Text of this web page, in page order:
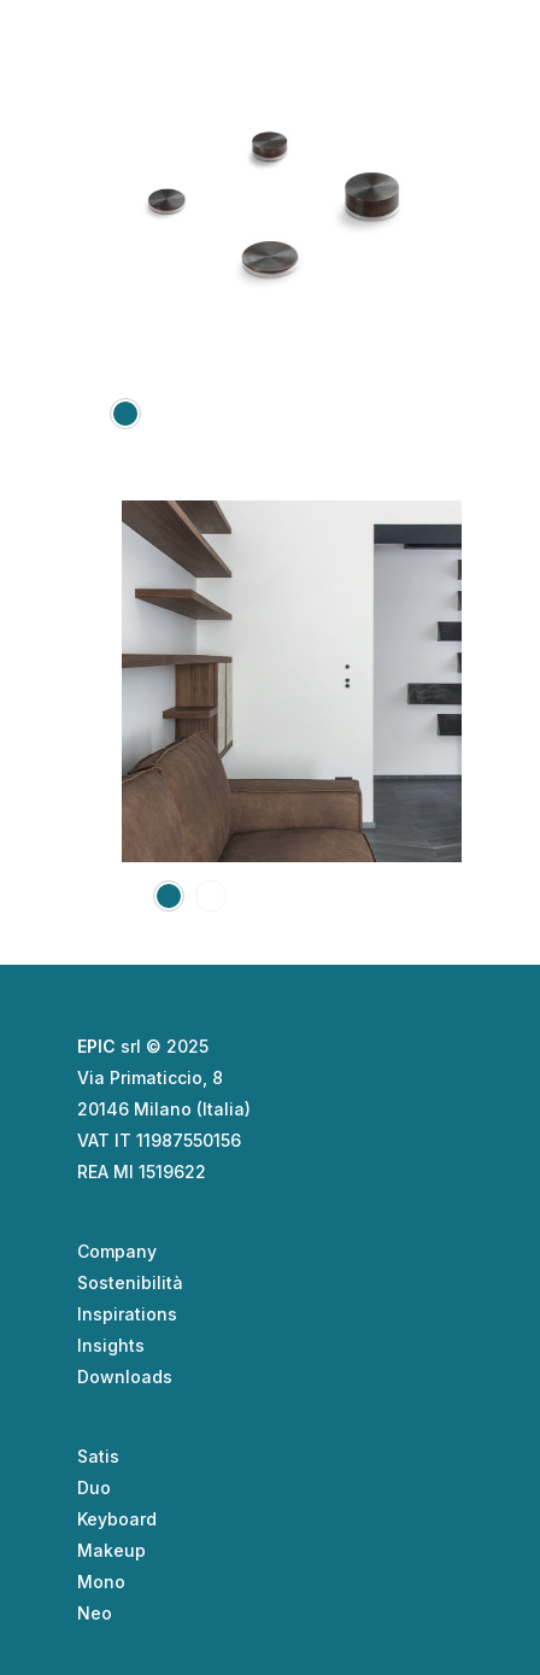
EPIC srl © 2025
Via Primaticcio, 8
20146 Milano (Italia)
VAT IT 11987550156
REA MI 1519622
Company
Sostenibilità
Inspirations
Insights
Downloads
Satis
Duo
Keyboard
Makeup
Mono
Neo